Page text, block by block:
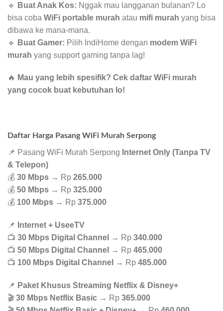
🔹
Buat Anak Kos: Nggak mau langganan bulanan? Lo
bisa coba WiFi portable murah atau mifi murah yang bisa
dibawa ke mana-mana.
🔹
Buat Gamer: Pilih IndiHome dengan modem WiFi
murah yang support gaming tanpa lag!
🔥 Mau yang lebih spesifik? Cek daftar WiFi murah
yang cocok buat kebutuhan lo!
Daftar Harga Pasang WiFi Murah Serpong
📌 Pasang WiFi Murah Serpong Internet Only (Tanpa TV
& Telepon)
💰 30 Mbps → Rp 265.000
💰 50 Mbps → Rp 325.000
💰 100 Mbps → Rp 375.000
📌
Internet + UseeTV
📺 30 Mbps Digital Channel → Rp 340.000
📺 50 Mbps Digital Channel → Rp 465.000
📺 100 Mbps Digital Channel → Rp 485.000
📌 Paket Khusus Streaming Netflix & Disney+
🎬 30 Mbps Netflix Basic → Rp 365.000